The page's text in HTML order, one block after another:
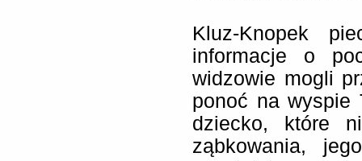
Kluz-Knopek
informacje o
widzowie mogli
ponoć na wyspie
dziecko, które
ząbkowania,